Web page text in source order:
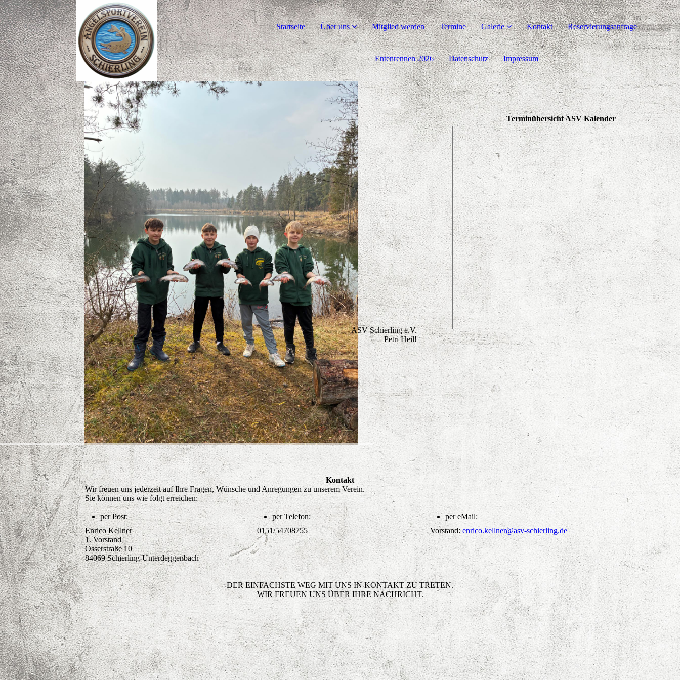
Startseite Über uns Mitglied werden Termine Galerie Kontakt Reservierungsanfrage
Entenrennen 2026 Datenschutz Impressum
ASV Schierling e.V.
Petri Heil!
Terminübersicht ASV Kalender
Kontakt
Wir freuen uns jederzeit auf Ihre Fragen, Wünsche und Anregungen zu unserem Verein.
Sie können uns wie folgt erreichen:
per Post:
Enrico Kellner
1. Vorstand
Osserstraße 10
84069 Schierling-Unterdeggenbach
per Telefon:
0151/54708755
per eMail:
Vorstand:enrico.kellner@asv-schierling.de
DER EINFACHSTE WEG MIT UNS IN KONTAKT ZU TRETEN.
WIR FREUEN UNS ÜBER IHRE NACHRICHT.